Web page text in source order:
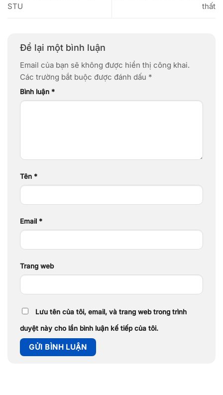
STU
thất
Để lại một bình luận
Email của bạn sẽ không được hiển thị công khai.
Các trường bắt buộc được đánh dấu *
Bình luận *
Tên *
Email *
Trang web
Lưu tên của tôi, email, và trang web trong trình
duyệt này cho lần bình luận kế tiếp của tôi.